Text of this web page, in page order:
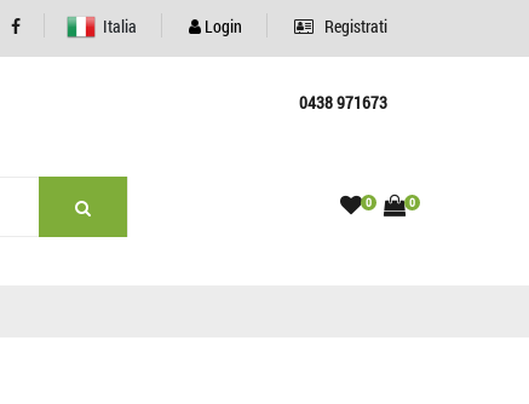
Italia Login Registrati
0438 971673
0 0